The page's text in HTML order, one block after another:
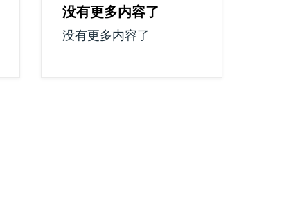
没有更多内容了
没有更多内容了